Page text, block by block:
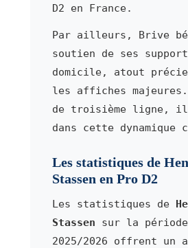
D2 en France.
Par ailleurs, Brive
soutien de ses
domicile, atout
les affiches
de troisième ligne,
dans cette
Les statistiques de
Stassen en Pro D2
Les statistiques de
Stassen sur la période
2025/2026 offrent un